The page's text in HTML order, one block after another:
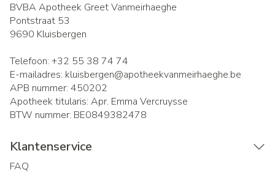
BVBA Apotheek Greet Vanmeirhaeghe
Pontstraat 53
9690 Kluisbergen
Telefoon: +32 55 38 74 74
E-mailadres: kluisbergen@apotheekvanmeirhaeghe.be
APB nummer: 450202
Apotheek titularis: Apr. Emma Vercruysse
BTW nummer: BE0849382478
Klantenservice
FAQ